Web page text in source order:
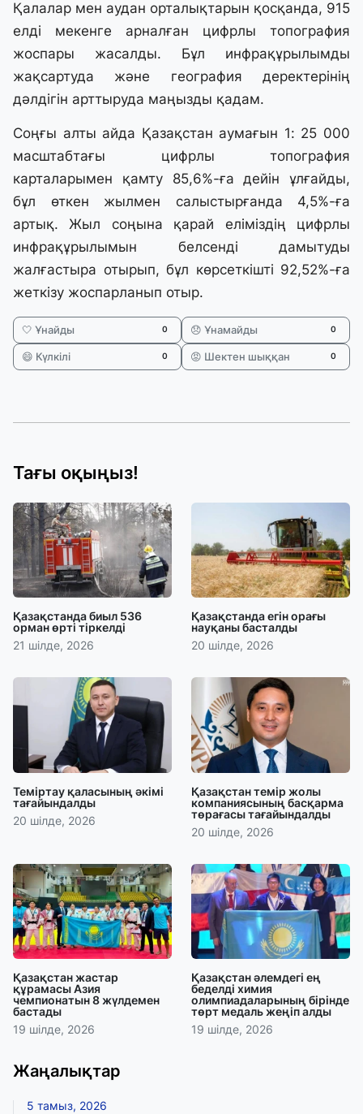
Қалалар мен аудан орталықтарын қосқанда, 915
елді мекенге арналған цифрлы топография
жоспары жасалды. Бұл инфрақұрылымды
жақсартуда және география деректерінің
дәлдігін арттыруда маңызды қадам.
Соңғы алты айда Қазақстан аумағын 1: 25 000
масштабтағы цифрлы топография
карталарымен қамту 85,6%-ға дейін ұлғайды,
бұл өткен жылмен салыстырғанда 4,5%-ға
артық. Жыл соңына қарай еліміздің цифрлы
инфрақұрылымын белсенді дамытуды
жалғастыра отырып, бұл көрсеткішті 92,52%-ға
жеткізу жоспарланып отыр.
🤍 Ұнайды 0 😞 Ұнамайды 0
😄 Күлкілі 0 😡 Шектен шыққан 0
Тағы оқыңыз!
Қазақстанда биыл 536
орман өрті тіркелді
21 шілде, 2026
Қазақстанда егін орағы
науқаны басталды
20 шілде, 2026
Теміртау қаласының әкімі
тағайындалды
20 шілде, 2026
Қазақстан темір жолы
компаниясының басқарма
төрағасы тағайындалды
20 шілде, 2026
Қазақстан жастар
құрамасы Азия
чемпионатын 8 жүлдемен
бастады
19 шілде, 2026
Қазақстан әлемдегі ең
беделді химия
олимпиадаларының бірінде
төрт медаль жеңіп алды
19 шілде, 2026
Жаңалықтар
5 тамыз, 2026